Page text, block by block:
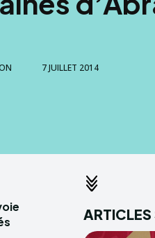
7 JUILLET 2014
ARTICLES